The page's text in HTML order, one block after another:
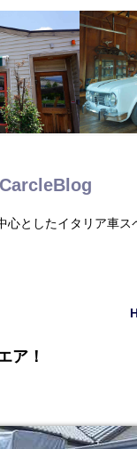
心としたイタリア車
ア！